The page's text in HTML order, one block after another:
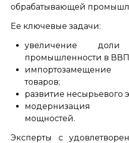
обрабатывающей
Ее ключевые задачи:
увеличение доли
промышленности в ВВП
импортозамещение
товаров;
развитие несырьевого
модернизация
мощностей.
Эксперты с